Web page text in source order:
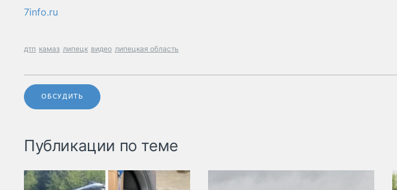
7info.ru
дтп камаз липецк видео липецкая область
ОБСУДИТЬ
Публикации по теме